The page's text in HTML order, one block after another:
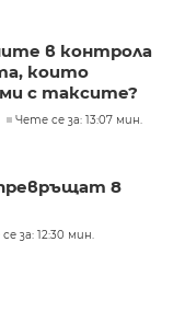
в контрола
които
с таксите?
Чете се за: 13:07 мин.
8
за: 12:30 мин.